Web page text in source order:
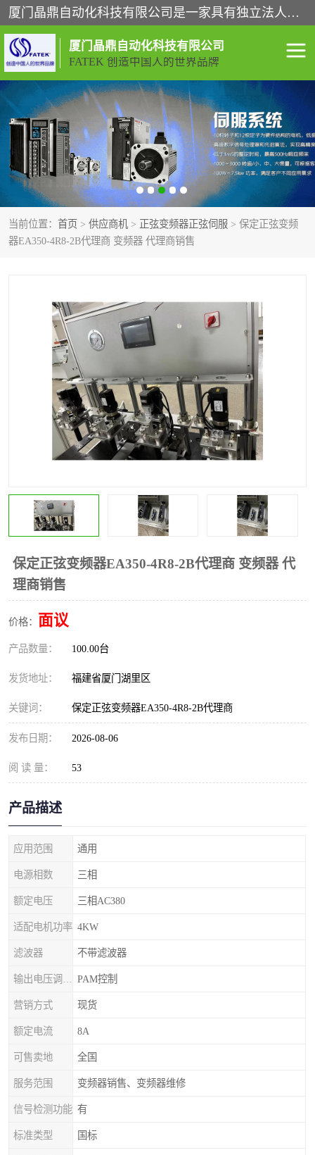
厦门晶鼎自动化科技有限公司是一家具有独立法人资格的高新技术企业；代理销售的产品有台湾威纶触摸屏，魏德米勒全系列，永宏触摸屏,威纶触摸屏,台湾威纶weinview触摸屏,台湾永宏PLC，FATEK,永宏伺服,图儿克总线，施耐德，欧姆龙，西门子，富士变频，K&N蓝系列， BUSSMANN，松下变频器，丹佛斯变频器等。
厦门晶鼎自动化科技有限公司
FATEK 创造中国人的世界品牌
当前位置： 首页 > 供应商机 > 正弦变频器正弦伺服 > 保定正弦变频
器EA350-4R8-2B代理商 变频器 代理商销售
保定正弦变频器EA350-4R8-2B代理商 变频器 代
理商销售
价格： 面议
产品数量： 100.00台
发货地址： 福建省厦门湖里区
关键词： 保定正弦变频器EA350-4R8-2B代理商
发布日期： 2026-08-06
阅 读 量： 53
产品描述
应用范围 通用
电源相数 三相
额定电压 三相AC380
适配电机功率 4KW
滤波器 不带滤波器
PAM控制
营销方式 现货
额定电流 8A
可售卖地 全国
服务范围 变频器销售、变频器维修
信号检测功能 有
标准类型 国标
闽台永宏PLC WEINVIEW闽台威纶触摸
屏
正弦变频器正弦伺服 魏德米勒接线端子
ABB电流开关 魏德米勒电源
丹佛斯变频器 MOXA通讯模块
其他
安士能开关
克罗地亚 普洛菲斯触摸屏
魏德米勒继电器 施迈赛限位开关